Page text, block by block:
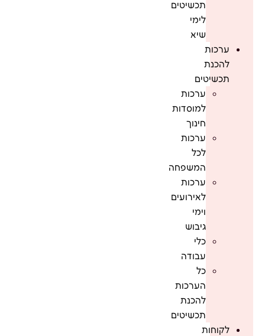
תכשיטים
לימי
שיא
ערכות
להכנת
תכשיטים
ערכות
למוסדות
חינוך
ערכות
לכל
המשפחה
ערכות
לאירועים
וימי
גיבוש
כלי
עבודה
כל
הערכות
להכנת
תכשיטים
לקוחות